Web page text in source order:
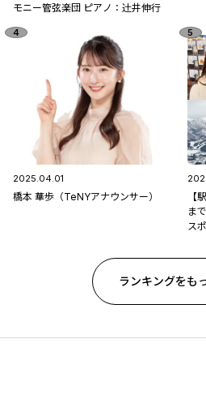
モニー管弦楽団 ピアノ：辻󠄀井伸行
2025.04.01
橋本 華歩（TeNYアナウンサー）
【
ま
ス
ランキングをも